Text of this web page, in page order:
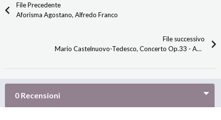
File Precedente
Aforisma Agostano, Alfredo Franco
File successivo
Mario Castelnuovo-Tedesco, Concerto Op.33 - Andrés Segovia [Restored]
0 Recensioni